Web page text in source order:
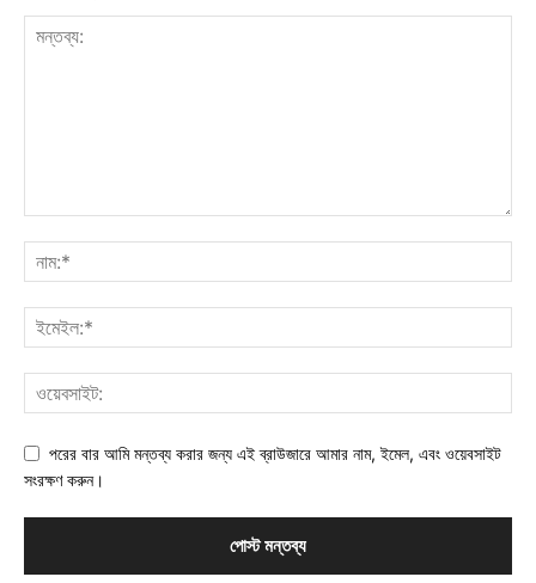
পরের বার আমি মন্তব্য করার জন্য এই ব্রাউজারে আমার নাম, ইমেল, এবং ওয়েবসাইট
সংরক্ষণ করুন।